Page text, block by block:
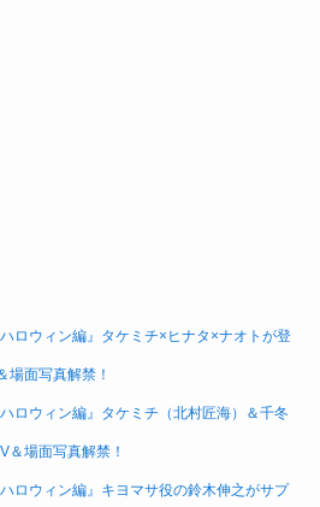
ロウィン編』タケミチ×ヒナタ×ナオトが登
場面写真解禁！
ロウィン編』タケミチ（北村匠海）＆千冬
＆場面写真解禁！
ロウィン編』キヨマサ役の鈴木伸之がサプ